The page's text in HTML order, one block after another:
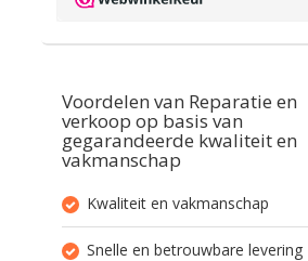
Voordelen van Reparatie en
verkoop op basis van
gegarandeerde kwaliteit en
vakmanschap
Kwaliteit en vakmanschap
Snelle en betrouwbare levering